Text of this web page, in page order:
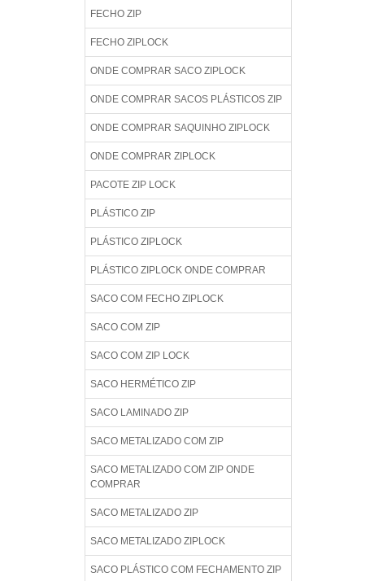
FECHO ZIP
FECHO ZIPLOCK
ONDE COMPRAR SACO ZIPLOCK
ONDE COMPRAR SACOS PLÁSTICOS ZIP
ONDE COMPRAR SAQUINHO ZIPLOCK
ONDE COMPRAR ZIPLOCK
PACOTE ZIP LOCK
PLÁSTICO ZIP
PLÁSTICO ZIPLOCK
PLÁSTICO ZIPLOCK ONDE COMPRAR
SACO COM FECHO ZIPLOCK
SACO COM ZIP
SACO COM ZIP LOCK
SACO HERMÉTICO ZIP
SACO LAMINADO ZIP
SACO METALIZADO COM ZIP
SACO METALIZADO COM ZIP ONDE
COMPRAR
SACO METALIZADO ZIP
SACO METALIZADO ZIPLOCK
SACO PLÁSTICO COM FECHAMENTO ZIP